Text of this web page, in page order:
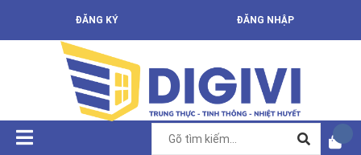
ĐĂNG KÝ ĐĂNG NHẬP